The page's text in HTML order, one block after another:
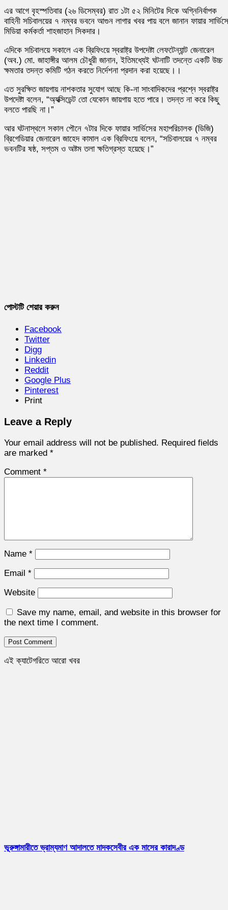
এর আগে বৃহস্পতিবার (২৬ ডিসেম্বর) রাত ১টা ৫২ মিনিটের দিকে অগ্নিনির্বাপক
বাহিনী সচিবালয়ের ৭ নম্বর ভবনে আগুন লাগার খবর পায় বলে জানান ফায়ার
মিডিয়া কর্মকর্তা শাহজাহান সিকদার।
এদিকে সচিবালয়ে সকালে এক ব্রিফিংয়ে স্বরাষ্ট্র উপদেষ্টা লেফটেন্যান্ট জেনারেল
(অব.) মো. জাহাঙ্গীর আলম চৌধুরী জানান, ইতিমধ্যেই ঘটনাটি তদন্তে একটি উচ্চ
ক্ষমতার তদন্ত কমিটি গঠন করতে নির্দেশনা প্রদান করা হয়েছে।।
এত সুরক্ষিত জায়গায় নাশকতার সুযোগ আছে কি-না সাংবাদিকদের প্রশ্নে স্বরাষ্ট্র
উপদেষ্টা বলেন, “অ্যক্সিডেন্ট তো যেকোন জায়গায় হতে পারে। তদন্ত না করে কিছু
বলতে পারছি না।”
আর ঘটনাস্থলে সকাল পৌনে ৭টার দিকে ফায়ার সার্ভিসের মহাপরিচালক (ডিজি)
ব্রিগেডিয়ার জেনারেল জাহেদ কামাল এক ব্রিফিংয়ে বলেন, “সচিবালয়ের ৭ নম্বর
ভবনটির ষষ্ঠ, সপ্তম ও অষ্টম তলা ক্ষতিগ্রস্ত হয়েছে।”
পোস্টটি শেয়ার করুন
Facebook
Twitter
Digg
Linkedin
Reddit
Google Plus
Pinterest
Print
Leave a Reply
Your email address will not be published. Required fields
are marked *
Comment *
Name *
Email *
Website
Save my name, email, and website in this browser for
the next time I comment.
এই ক্যাটেগরিতে আরো খবর
ভূরুঙ্গামারীতে ভ্রাম্যমাণ আদালতে মাদকসেবীর এক মাসের কারাদণ্ড